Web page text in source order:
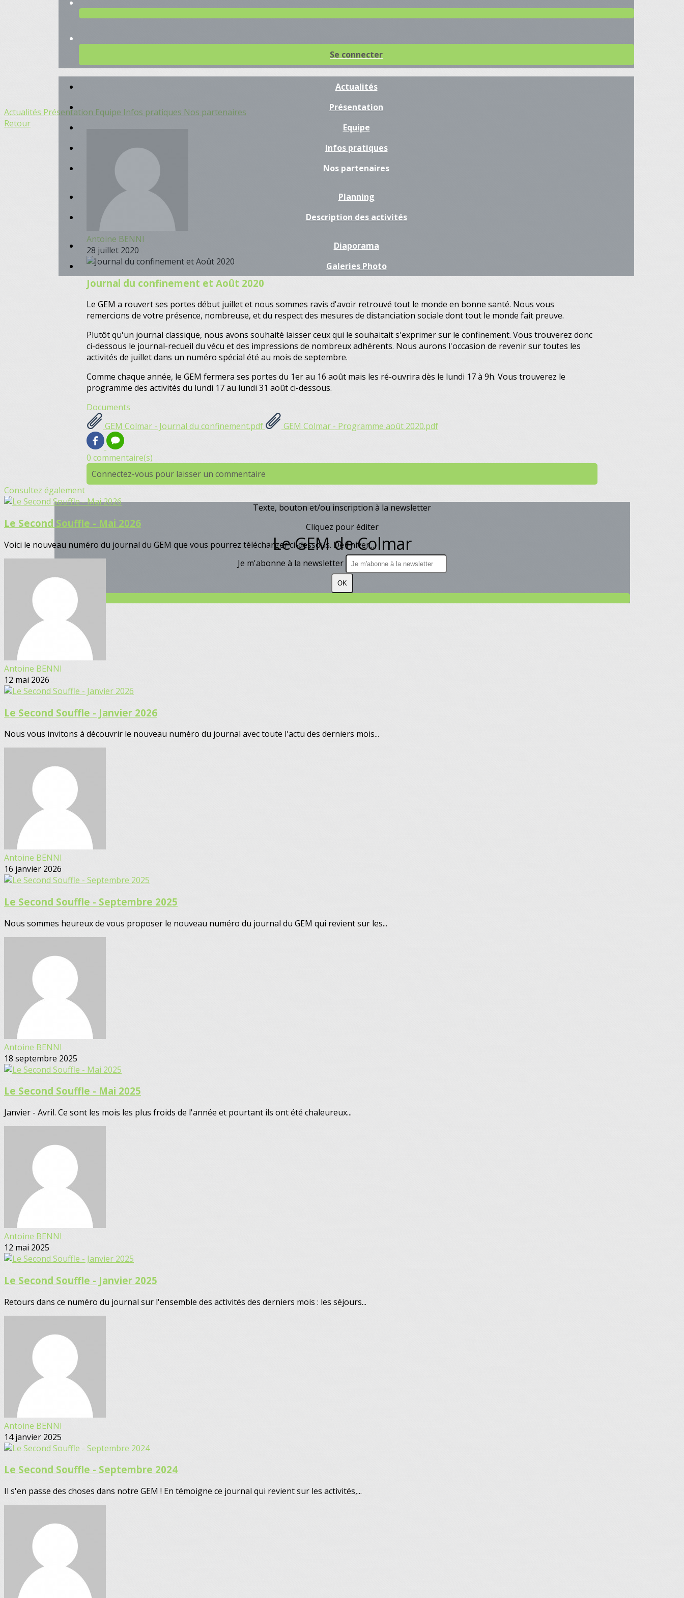
Se connecter
Actualités
Présentation
Equipe
Infos pratiques
Nos partenaires
Planning
Description des activités
Diaporama
Galeries Photo
Texte, bouton et/ou inscription à la newsletter
Cliquez pour éditer
Le GEM de Colmar
Je m'abonne à la newsletter
OK
Actualités Présentation Equipe Infos pratiques Nos partenaires
Retour
Antoine BENNI
28 juillet 2020
Journal du confinement et Août 2020
Le GEM a rouvert ses portes début juillet et nous sommes ravis d'avoir retrouvé tout le monde en bonne santé. Nous vous
remercions de votre présence, nombreuse, et du respect des mesures de distanciation sociale dont tout le monde fait preuve.
Plutôt qu'un journal classique, nous avons souhaité laisser ceux qui le souhaitait s'exprimer sur le confinement. Vous trouverez donc
ci-dessous le journal-recueil du vécu et des impressions de nombreux adhérents. Nous aurons l'occasion de revenir sur toutes les
activités de juillet dans un numéro spécial été au mois de septembre.
Comme chaque année, le GEM fermera ses portes du 1er au 16 août mais les ré-ouvrira dès le lundi 17 à 9h. Vous trouverez le
programme des activités du lundi 17 au lundi 31 août ci-dessous.
Documents
GEM Colmar - Journal du confinement.pdf
GEM Colmar - Programme août 2020.pdf
0 commentaire(s)
Connectez-vous pour laisser un commentaire
Consultez également
Le Second Souffle - Mai 2026
Voici le nouveau numéro du journal du GEM que vous pourrez télécharger ci-dessous. De l'hiver...
Antoine BENNI
12 mai 2026
Le Second Souffle - Janvier 2026
Nous vous invitons à découvrir le nouveau numéro du journal avec toute l'actu des derniers mois...
Antoine BENNI
16 janvier 2026
Le Second Souffle - Septembre 2025
Nous sommes heureux de vous proposer le nouveau numéro du journal du GEM qui revient sur les...
Antoine BENNI
18 septembre 2025
Le Second Souffle - Mai 2025
Janvier - Avril. Ce sont les mois les plus froids de l'année et pourtant ils ont été chaleureux...
Antoine BENNI
12 mai 2025
Le Second Souffle - Janvier 2025
Retours dans ce numéro du journal sur l'ensemble des activités des derniers mois : les séjours...
Antoine BENNI
14 janvier 2025
Le Second Souffle - Septembre 2024
Il s'en passe des choses dans notre GEM ! En témoigne ce journal qui revient sur les activités,...